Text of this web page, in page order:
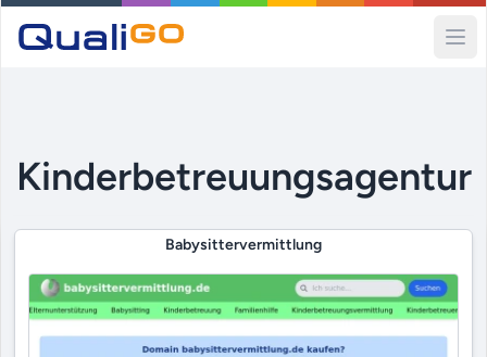
Kinderbetreuungsagentur
Babysittervermittlung